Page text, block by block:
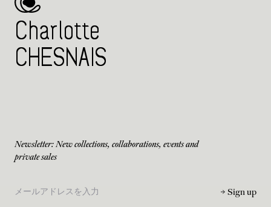
Charlotte
CHESNAIS
Newsletter: New collections, collaborations, events and
private sales
Sign up